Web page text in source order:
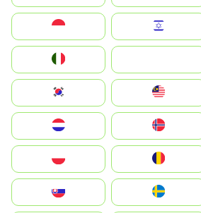
South Korea